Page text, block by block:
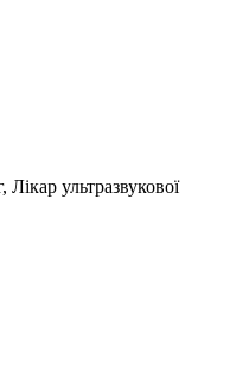
ультразвукової